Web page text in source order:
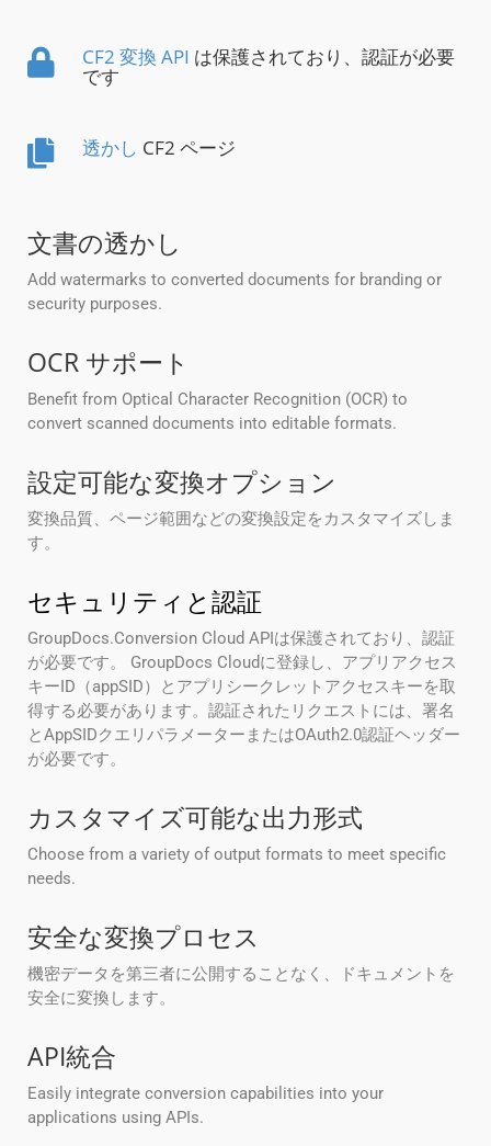
CF2 変換 API は保護されており、認証が必要
です
透かし CF2 ページ
文書の透かし
Add watermarks to converted documents for branding or
security purposes.
OCR サポート
Benefit from Optical Character Recognition (OCR) to
convert scanned documents into editable formats.
設定可能な変換オプション
変換品質、ページ範囲などの変換設定をカスタマイズしま
す。
セキュリティと認証
GroupDocs.Conversion Cloud APIは保護されており、認証
が必要です。 GroupDocs Cloudに登録し、アプリアクセス
キーID（appSID）とアプリシークレットアクセスキーを取
得する必要があります。認証されたリクエストには、署名
とAppSIDクエリパラメーターまたはOAuth2.0認証ヘッダー
が必要です。
カスタマイズ可能な出力形式
Choose from a variety of output formats to meet specific
needs.
安全な変換プロセス
機密データを第三者に公開することなく、ドキュメントを
安全に変換します。
API統合
Easily integrate conversion capabilities into your
applications using APIs.